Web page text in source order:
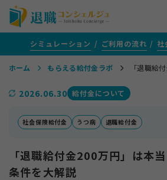
給付金サポートをご検討中の方
評判・口コミ
シミュレーション ご利用の流れ 社
ホーム もらえる給付金ラボ 「退職給
2026.06.30 給付金について
社会保険給付金 うつ病 退職給付金
「退職給付金200万円」は本
条件を大解説